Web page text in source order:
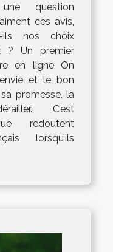
question
ces avis,
ils nos choix
? Un premier
en ligne On
et le bon
promesse, la
C’est
redoutent
lorsqu’ils